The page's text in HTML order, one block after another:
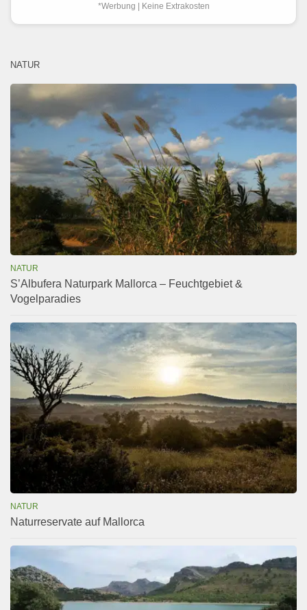
*Werbung | Keine Extrakosten
NATUR
NATUR
S’Albufera Naturpark Mallorca – Feuchtgebiet &
Vogelparadies
NATUR
Naturreservate auf Mallorca